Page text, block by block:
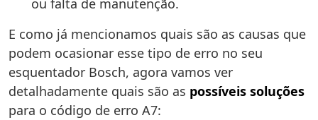
ou falta de manutenção.
E como já mencionamos quais são as causas que
podem ocasionar esse tipo de erro no seu
esquentador Bosch, agora vamos ver
detalhadamente quais são as possíveis soluções
para o código de erro A7: